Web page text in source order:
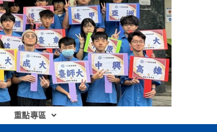
重點專區